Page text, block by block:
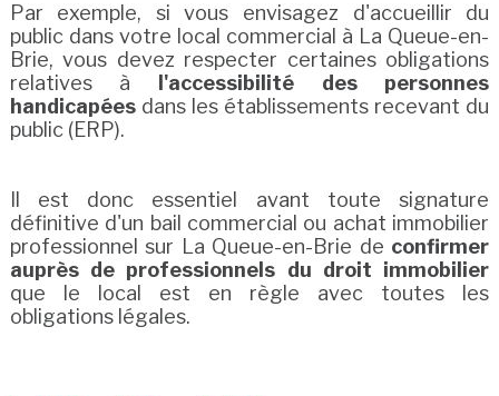
Par exemple, si vous envisagez d'accueillir du
public dans votre local commercial à La Queue-en-
Brie, vous devez respecter certaines obligations
relatives à l'accessibilité des personnes
handicapées dans les établissements recevant du
public (ERP).
Il est donc essentiel avant toute signature
définitive d'un bail commercial ou achat immobilier
professionnel sur La Queue-en-Brie de confirmer
auprès de professionnels du droit immobilier
que le local est en règle avec toutes les
obligations légales.